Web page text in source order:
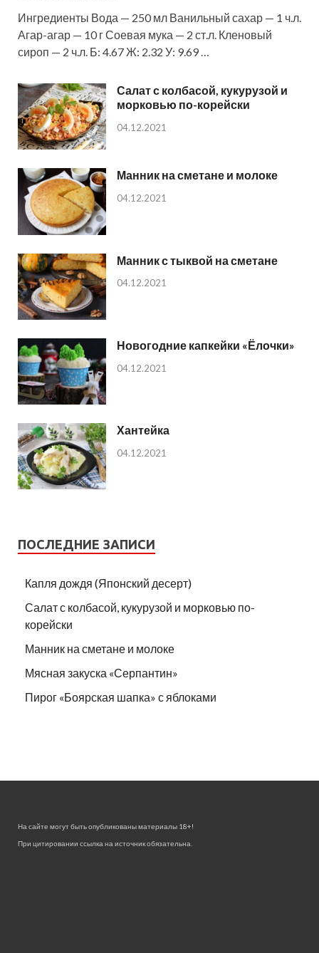
Ингредиенты Вода — 250 мл Ванильный сахар — 1 ч.л.
Агар-агар — 10 г Соевая мука — 2 ст.л. Кленовый
сироп — 2 ч.л. Б: 4.67 Ж: 2.32 У: 9.69 …
Салат с колбасой, кукурузой и
морковью по-корейски
04.12.2021
Манник на сметане и молоке
04.12.2021
Манник с тыквой на сметане
04.12.2021
Новогодние капкейки «Ёлочки»
04.12.2021
Хантейка
04.12.2021
ПОСЛЕДНИЕ ЗАПИСИ
Капля дождя (Японский десерт)
Салат с колбасой, кукурузой и морковью по-
корейски
Манник на сметане и молоке
Мясная закуска «Серпантин»
Пирог «Боярская шапка» с яблоками
На сайте могут быть опубликованы материалы 18+!
При цитировании ссылка на источник обязательна.